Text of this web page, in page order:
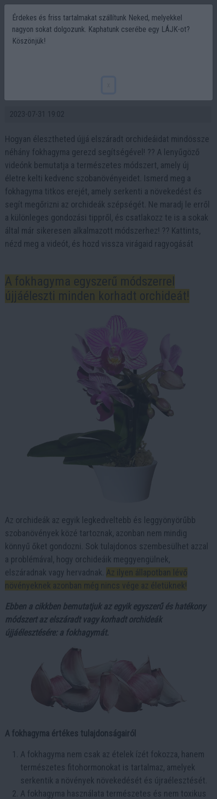
2023-07-31 19:02
Hogyan élesztheted újjá elszáradt orchideáidat mindössze
néhány fokhagyma gerezd segítségével! ?? A lenyűgöző
videónk bemutatja a természetes módszert, amely új
életre kelti kedvenc szobanövényeidet. Ismerd meg a
fokhagyma titkos erejét, amely serkenti a növekedést és
segít megőrizni az orchideák szépségét. Ne maradj le erről
a különleges gondozási tippről, és csatlakozz te is a sokak
által már sikeresen alkalmazott módszerhez! ?? Kattints,
nézd meg a videót, és hozd vissza virágaid ragyogását
A fokhagyma egyszerű módszerrel
újjáéleszti minden korhadt orchideát!
Az orchideák az egyik legkedveltebb és leggyönyörűbb
szobanövények közé tartoznak, azonban nem mindig
könnyű őket gondozni. Sok tulajdonos szembesülhet azzal
a problémával, hogy orchideáik meggyengülnek,
elszáradnak vagy hervadnak. Az ilyen állapotban lévő
növényeknek azonban még nincs vége az életüknek!
Ebben a cikkben bemutatjuk az egyik egyszerű és hatékony
módszert az elszáradt vagy korhadt orchideák
újjáélesztésére: a fokhagymát.
A fokhagyma értékes tulajdonságairól
A fokhagyma nem csak az ételek ízét fokozza, hanem
természetes fitohormonokat is tartalmaz, amelyek
serkentik a növények növekedését és újraélesztését.
A fokhagyma használata természetes és nem toxikus
Érdekes és friss tartalmakat szállítunk Neked, melyekkel
nagyon sokat dolgozunk. Kaphatunk cserébe egy LÁJK-ot?
Köszönjük!